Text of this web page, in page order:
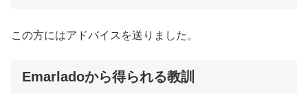
この方にはアドバイスを送りました。
Emarladoから得られる教訓